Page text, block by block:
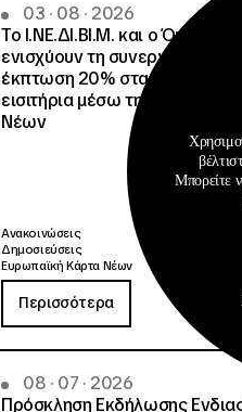
03 · 08 · 2026
Το Ι.ΝΕ.ΔΙ.ΒΙ.Μ. και o Όμιλος
ενισχύουν τη συνεργασία τους
έκπτωση 20% στα ακτοπλοϊκά
εισιτήρια μέσω της
Νέων
Ανακοινώσεις
Δημοσιεύσεις
Ευρωπαϊκή Κάρτα Νέων
Περισσότερα
08 · 07 · 2026
Πρόσκληση Εκδήλωσης
Μπορείτε